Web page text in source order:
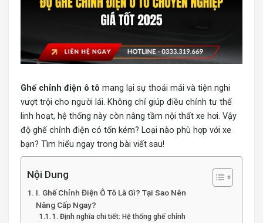
Ghế chỉnh điện ô tô mang lại sự thoải mái và tiện nghi
vượt trội cho người lái. Không chỉ giúp điều chỉnh tư thế
linh hoạt, hệ thống này còn nâng tầm nội thất xe hơi. Vậy
độ ghế chỉnh điện có tốn kém? Loại nào phù hợp với xe
bạn? Tìm hiểu ngay trong bài viết sau!
Nội Dung
I. Ghế Chỉnh Điện Ô Tô Là Gì? Tại Sao Nên
Nâng Cấp Ngay?
1. Định nghĩa chi tiết: Hệ thống ghế chỉnh